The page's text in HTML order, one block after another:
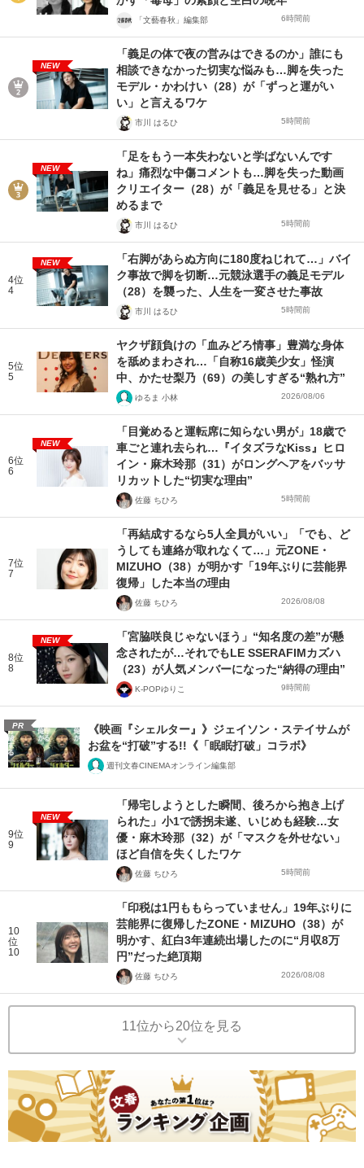
「文藝春秋」編集部 6時間前
NEW
「義足の体で夜の営みはできるのか」誰にも
相談できなかった切実な悩みも…脚を失った
モデル・かわけい（28）が「ずっと運がい
い」と言えるワケ
市川 はるひ 5時間前
NEW
「足をもう一本失わないと学ばないんです
ね」痛烈な中傷コメントも…脚を失った動画
クリエイター（28）が「義足を見せる」と決
めるまで
市川 はるひ 5時間前
4位
4
NEW
「右脚があらぬ方向に180度ねじれて…」バイ
ク事故で脚を切断…元競泳選手の義足モデル
（28）を襲った、人生を一変させた事故
市川 はるひ 5時間前
5位
5
ヤクザ顔負けの「血みどろ情事」豊満な身体
を舐めまわされ…「自称16歳美少女」怪演
中、かたせ梨乃（69）の美しすぎる“熟れ方”
ゆるま 小林 2026/08/06
6位
6
NEW
「目覚めると運転席に知らない男が」18歳で
車ごと連れ去られ…『イタズラなKiss』ヒロ
イン・麻木玲那（31）がロングヘアをバッサ
リカットした“切実な理由”
佐藤 ちひろ 5時間前
7位
7
「再結成するなら5人全員がいい」「でも、ど
うしても連絡が取れなくて…」元ZONE・
MIZUHO（38）が明かす「19年ぶりに芸能界
復帰」した本当の理由
佐藤 ちひろ 2026/08/08
8位
8
NEW
「宮脇咲良じゃないほう」“知名度の差”が懸
念されたが…それでもLE SSERAFIMカズハ
（23）が人気メンバーになった“納得の理由”
K-POPゆりこ 9時間前
PR
《映画『シェルター』》ジェイソン・ステイサムが
お盆を“打破”する!!《「眠眠打破」コラボ》
週刊文春CINEMAオンライン編集部
9位
9
NEW
「帰宅しようとした瞬間、後ろから抱き上げ
られた」小1で誘拐未遂、いじめも経験…女
優・麻木玲那（32）が「マスクを外せない」
ほど自信を失くしたワケ
佐藤 ちひろ 5時間前
10
位
10
「印税は1円ももらっていません」19年ぶりに
芸能界に復帰したZONE・MIZUHO（38）が
明かす、紅白3年連続出場したのに“月収8万
円”だった絶頂期
佐藤 ちひろ 2026/08/08
11位から20位を見る